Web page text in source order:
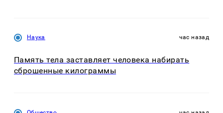
Наука час назад
Память тела заставляет человека набирать
сброшенные килограммы